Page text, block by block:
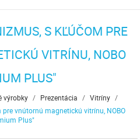
S KĽÚČOM PRE
VITRÍNU, NOBO
PLUS"
výrobky / Prezentácia / Vitríny /
vnútornú magnetickú vitrínu, NOBO
Plus"